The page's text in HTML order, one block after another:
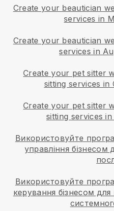
Create your beautician
services in
Create your beautician
services in
Create your pet sitter
sitting services in
Create your pet sitter
sitting services
Використовуйте
управління бізнесом
Використовуйте
керування бізнесом